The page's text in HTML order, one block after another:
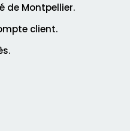
de Montpellier.
client.